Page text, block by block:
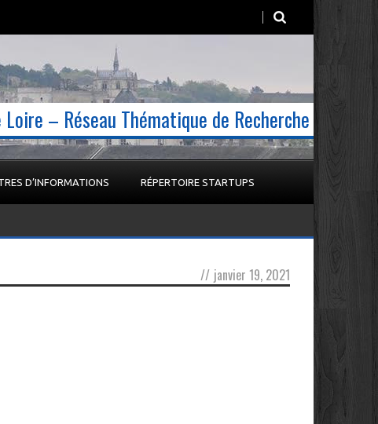
– Réseau Thématique de Recherche
D’INFORMATIONS RÉPERTOIRE STARTUPS
// janvier 19, 2021